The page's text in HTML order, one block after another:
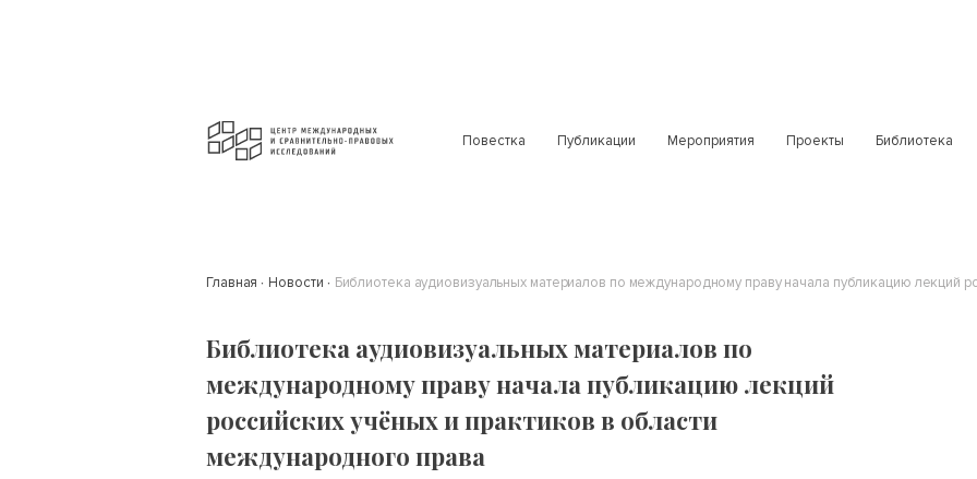
Повестка Публикации Мероприятия Проекты Библиотека
Главная Новости
Библиотека аудиовизуальных материалов по
международному праву начала публикацию лекций
российских учёных и практиков в области
международного права